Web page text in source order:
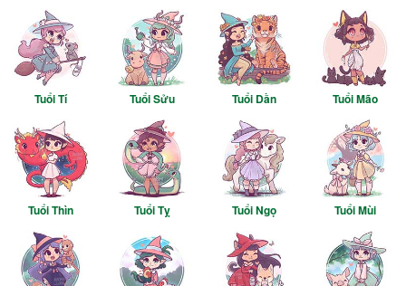
Tuổi Tí Tuổi Sửu Tuổi Dần Tuổi Mão
Tuổi Thìn Tuổi Tỵ Tuổi Ngọ Tuổi Mùi